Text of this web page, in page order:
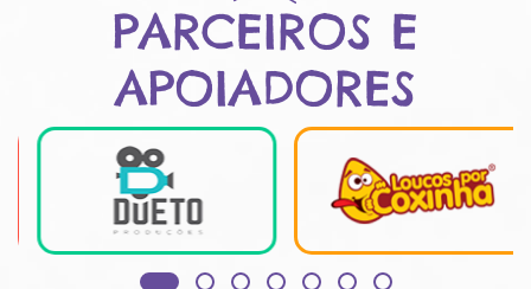
PARCEIROS E
APOIADORES